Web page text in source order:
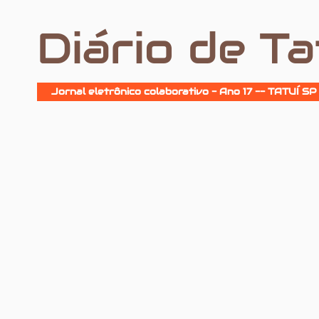
Diário de
Jornal eletrônico colaborativo - Ano 17 -- TATUÍ SP